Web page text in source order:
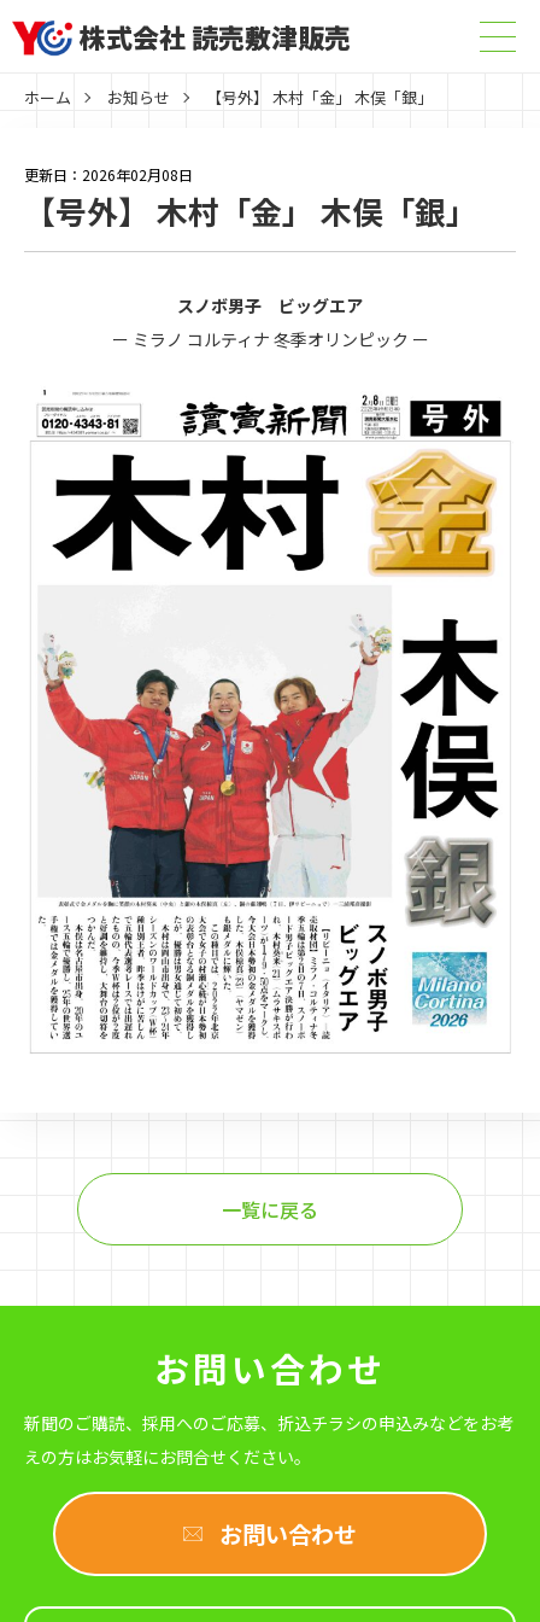
株式会社 読売敷津販売
ホーム お知らせ 【号外】 木村「金」 木俣「銀」
更新日：2026年02月08日
【号外】 木村「金」 木俣「銀」
スノボ男子 ビッグエア
ー ミラノ コルティナ 冬季オリンピック ー
一覧に戻る
お問い合わせ
新聞のご購読、採用へのご応募、折込チラシの申込みなどをお考
えの方はお気軽にお問合せください。
お問い合わせ